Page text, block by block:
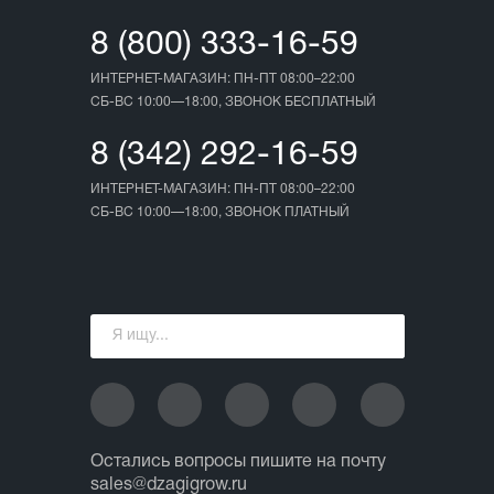
8 (800) 333-16-59
ИНТЕРНЕТ-МАГАЗИН: ПН-ПТ 08:00–22:00
СБ-ВС 10:00—18:00, ЗВОНОК БЕСПЛАТНЫЙ
8 (342) 292-16-59
ИНТЕРНЕТ-МАГАЗИН: ПН-ПТ 08:00–22:00
СБ-ВС 10:00—18:00, ЗВОНОК ПЛАТНЫЙ
Остались вопросы пишите на почту
sales@dzagigrow.ru